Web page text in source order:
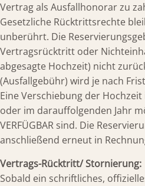
Vertrag als Ausfallhonorar zu
Gesetzliche Rücktrittsrechte
unberührt. Die
Vertragsrücktritt oder
abgesagte Hochzeit) nicht
(Ausfallgebühr) wird je nach
Eine Verschiebung der
oder im darauffolgenden Jahr
VERFÜGBAR sind. Die
anschließend erneut in
Vertrags-Rücktritt/ Stornierung:
Sobald ein schriftliches,